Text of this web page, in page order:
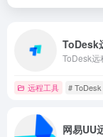
ToDesk
远程工具 # ToDesk
网易UU